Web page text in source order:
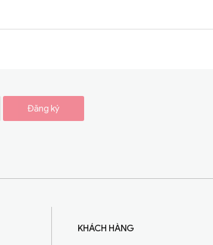
Đăng ký
KHÁCH HÀNG